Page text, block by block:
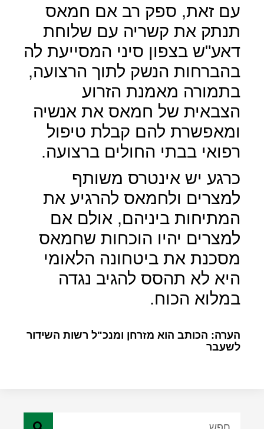
עם זאת, ספק רב אם חמאס
תנתק את קשריה עם שלוחת
דאע"ש בצפון סיני המסייעת לה
בהברחות הנשק לתוך הרצועה,
בתמורה מאמנת הזרוע
הצבאית של חמאס את אנשיה
ומאפשרת להם קבלת טיפול
רפואי בבתי החולים ברצועה.
כרגע יש אינטרס משותף
למצרים ולחמאס להרגיע את
המתיחות ביניהם, אולם אם
למצרים יהיו הוכחות שחמאס
מסכנת את ביטחונה הלאומי
היא לא תהסס להגיב נגדה
במלוא הכוח.
הערה: הכותב הוא מזרחן ומנכ"ל רשות השידור
לשעבר